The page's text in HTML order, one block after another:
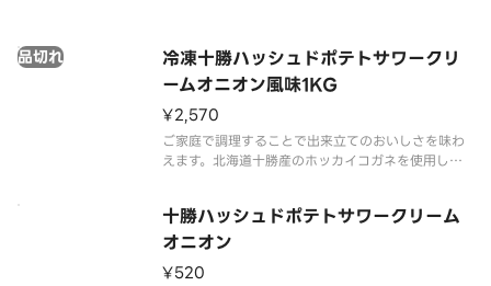
冷凍十勝ハッシュドポテトサワークリ
ームオニオン風味1KG
品切れ
¥2,570
ご家庭で調理することで出来立てのおいしさを味わ
えます。北海道十勝産のホッカイコガネを使用した
おいしさです。
十勝ハッシュドポテトサワークリーム
オニオン
¥520